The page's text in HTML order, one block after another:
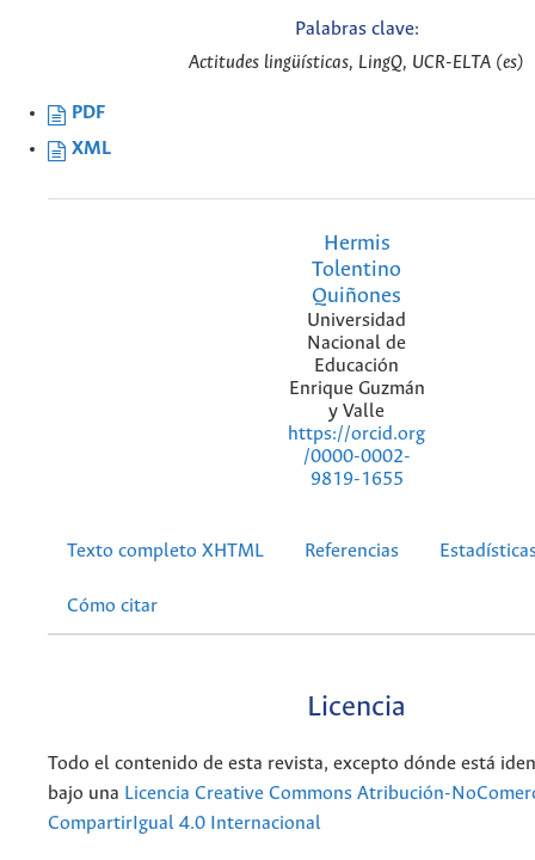
Palabras clave:
Actitudes lingüísticas, LingQ, UCR-ELTA (es)
PDF
XML
Hermis
Tolentino
Quiñones
Universidad
Nacional de
Educación
Enrique Guzmán
y Valle
https://orcid.org
/0000-0002-
9819-1655
Texto completo XHTML Referencias
Cómo citar
Licencia
Todo el contenido de esta revista, excepto dónde está
bajo una Licencia Creative Commons Atribución-
CompartirIgual 4.0 Internacional